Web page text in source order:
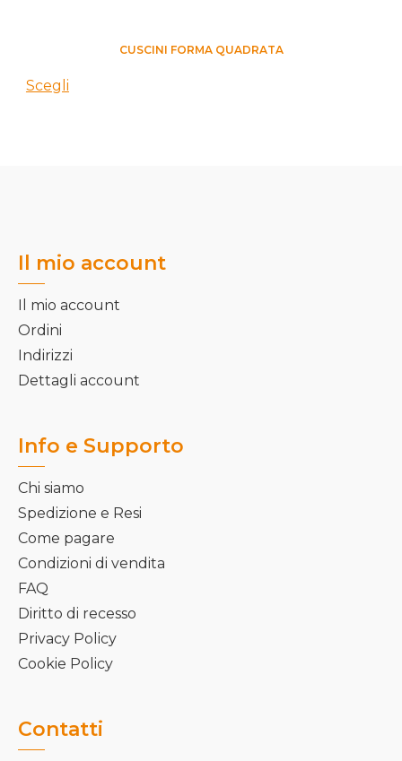
CUSCINI FORMA QUADRATA
Scegli
Il mio account
Il mio account
Ordini
Indirizzi
Dettagli account
Info e Supporto
Chi siamo
Spedizione e Resi
Come pagare
Condizioni di vendita
FAQ
Diritto di recesso
Privacy Policy
Cookie Policy
Contatti